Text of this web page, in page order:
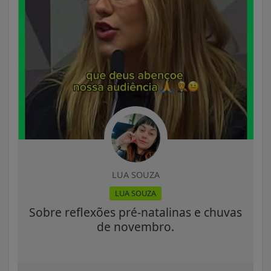
LUA SOUZA
LUA SOUZA
Sobre reflexões pré-natalinas e chuvas
de novembro.